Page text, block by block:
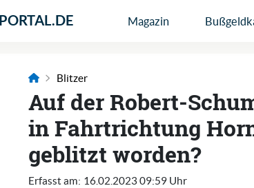
Magazin
Blitzer
Auf der Robert-
in Fahrtrichtung
geblitzt worden?
Erfasst am: 16.02.2023 09:59 Uhr